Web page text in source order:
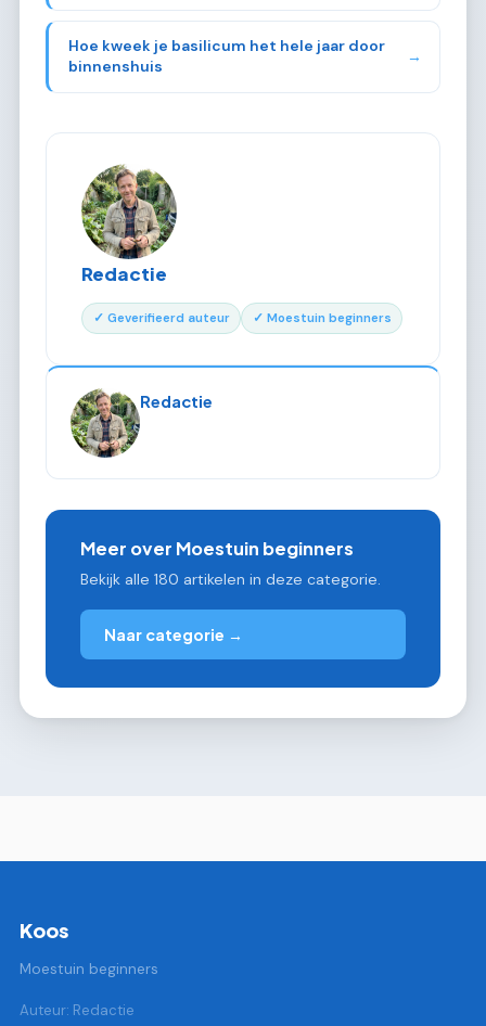
Hoe kweek je basilicum het hele jaar door
binnenshuis
→
Redactie
✓ Geverifieerd auteur ✓ Moestuin beginners
Redactie
Meer over Moestuin beginners
Bekijk alle 180 artikelen in deze categorie.
Naar categorie →
Koos
Moestuin beginners
Auteur: Redactie